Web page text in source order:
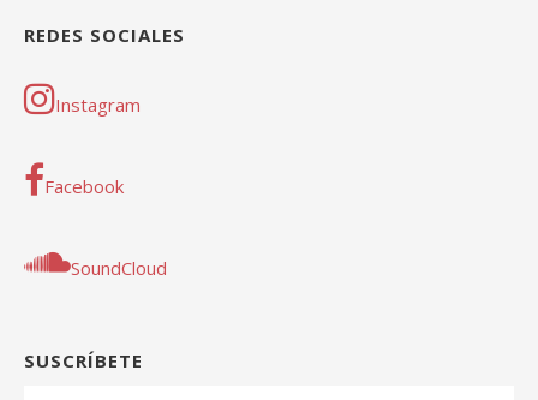
REDES SOCIALES
Instagram
Facebook
SoundCloud
SUSCRÍBETE